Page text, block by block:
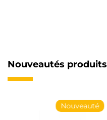
Nouveautés produits
Nouveauté